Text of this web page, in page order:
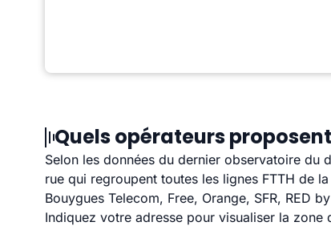
Quels opérateurs
Selon les données du dernier observatoire du
rue qui regroupent toutes les lignes FTTH de
Bouygues Telecom, Free, Orange, SFR, RED
Indiquez votre adresse pour visualiser la